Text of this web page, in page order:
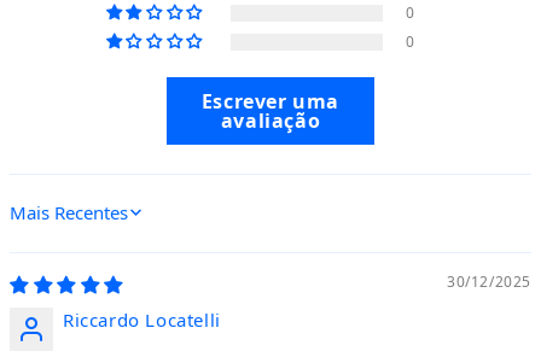
0
0
Escrever uma
avaliação
Sort by
30/12/2025
Riccardo Locatelli